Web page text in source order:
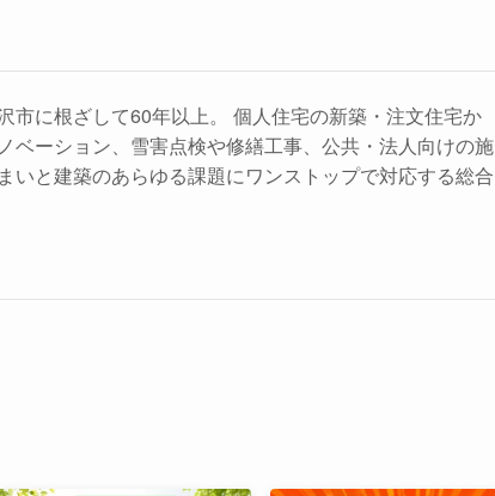
市に根ざして60年以上。 個人住宅の新築・注文住宅か
ベーション、雪害点検や修繕工事、公共・法人向けの施
いと建築のあらゆる課題にワンストップで対応する総合